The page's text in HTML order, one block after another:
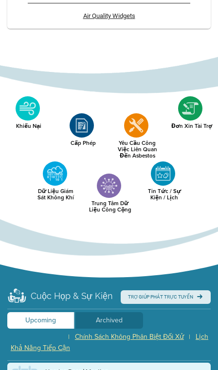
Air Quality Widgets
Khiếu Nại
Cấp Phép Yêu Cầu Công
Việc Liên Quan
Đến Asbestos
Đơn Xin Tài Trợ
Dữ Liệu Giám
Sát Không Khí
Trung Tâm Dữ
Liệu Công Cộng
Tin Tức / Sự
Kiện / Lịch
Cuộc Họp & Sự Kiện TRỢ GIÚP PHÁT TRỰC TUYẾN
Upcoming
Archived
Lịch
|
Chính Sách Không Phân Biệt Đối Xử
|
Khả Năng Tiếp Cận